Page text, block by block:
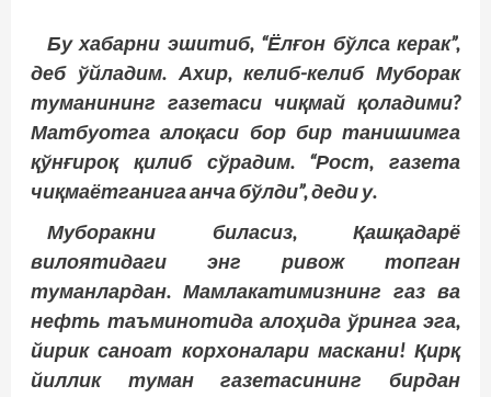
Бу хабарни эшитиб, “Ёлғон бўлса керак”,
деб ўйладим. Ахир, келиб-келиб Муборак
туманининг газетаси чиқмай қоладими?
Матбуотга алоқаси бор бир танишимга
қўнғироқ қилиб сўрадим. “Рост, газета
чиқмаётганига анча бўлди”, деди у.
Муборакни биласиз, Қашқадарё
вилоятидаги энг ривож топган
туманлардан. Мамлакатимизнинг газ ва
нефть таъминотида алоҳида ўринга эга,
йирик саноат корхоналари маскани! Қирқ
йиллик туман газетасининг бирдан